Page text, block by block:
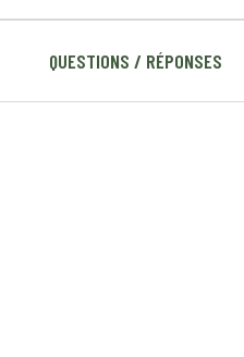
QUESTIONS / RÉPONSES